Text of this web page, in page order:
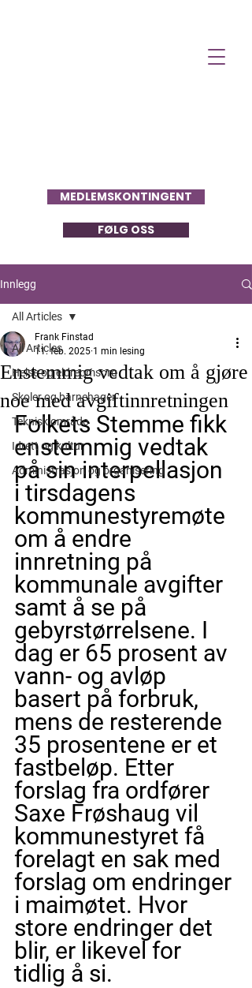
MEDLEMSKONTINGENT
FØLG OSS
Innlegg
All Articles
Helse og eldreomsorg
Skoler og barnehager
Teknisk område
Idrett og kultur
Administrasjon og organisering
All Articles
Enstemmig vedtak om å gjøre
noe med avgiftinnretningen
Frank Finstad
11. feb. 2025 1 min lesing
Folkets Stemme fikk
enstemmig vedtak
på sin interpellasjon
i tirsdagens
kommunestyremøte
om å endre
innretning på
kommunale avgifter
samt å se på
gebyrstørrelsene. I
dag er 65 prosent av
vann- og avløp
basert på forbruk,
mens de resterende
35 prosentene er et
fastbeløp. Etter
forslag fra ordfører
Saxe Frøshaug vil
kommunestyret få
forelagt en sak med
forslag om endringer
i maimøtet. Hvor
store endringer det
blir, er likevel for
tidlig å si.